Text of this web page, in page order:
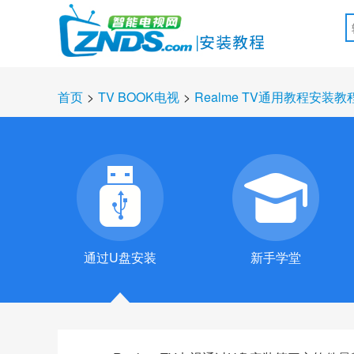
首页 > TV BOOK电视 > Realme TV通用教程安装教
通过U盘安装 新手学堂